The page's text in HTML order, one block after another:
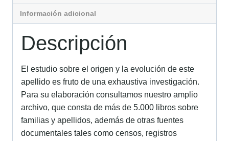
Información adicional
Descripción
El estudio sobre el origen y la evolución de este
apellido es fruto de una exhaustiva investigación.
Para su elaboración consultamos nuestro amplio
archivo, que consta de más de 5.000 libros sobre
familias y apellidos, además de otras fuentes
documentales tales como censos, registros